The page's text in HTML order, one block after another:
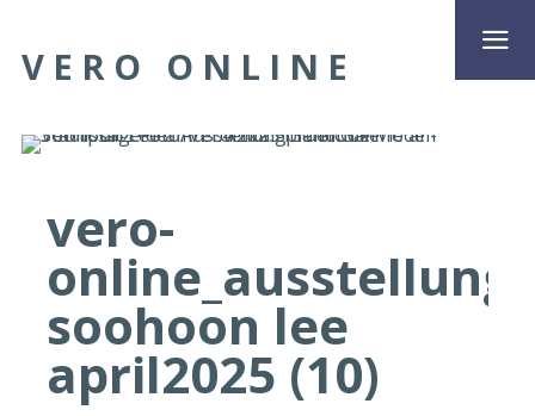
VERO ONLINE
vero-
online_ausstellung
soohoon lee
april2025 (10)